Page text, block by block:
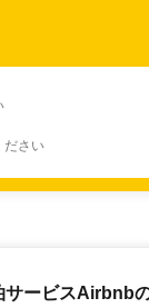
ださい
ービスAirbnb